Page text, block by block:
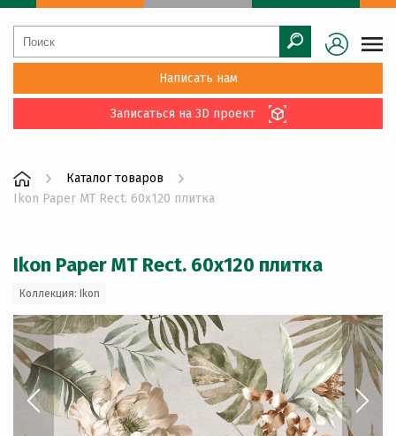
Написать нам
Записаться на 3D проект
Каталог товаров
Ikon Paper MT Rect. 60x120 плитка
Ikon Paper MT Rect. 60x120 плитка
Коллекция: Ikon